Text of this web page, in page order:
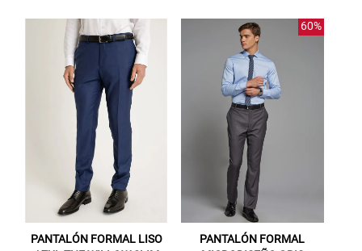
PANTALÓN FORMAL LISO
60%
PANTALÓN FORMAL
Gracias por inscribirte!
Aquí esta tu cupón, usalo en tu siguiente
compra. Valido por 72 hrs.